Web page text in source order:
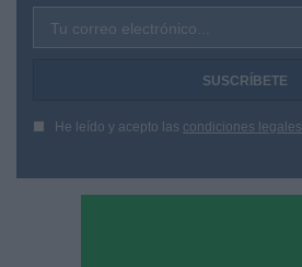
Tu correo electrónico...
He leído y acepto las condiciones legales